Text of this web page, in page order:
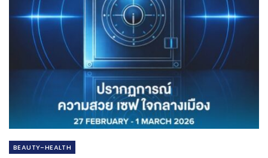
BEAUTY-HEALTH